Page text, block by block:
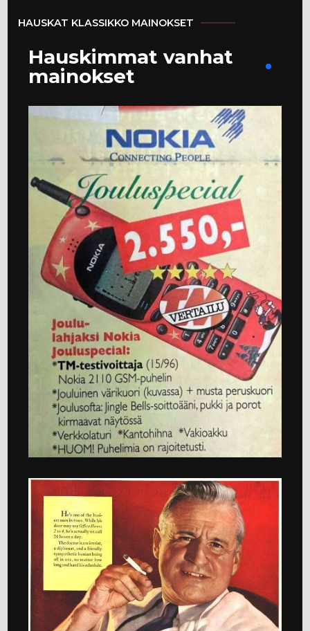
HAUSKAT KLASSIKKO MAINOKSET
Hauskimmat vanhat
mainokset